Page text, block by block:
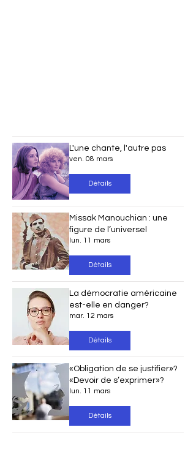
L'une chante, l'autre pas
ven. 08 mars
Détails
Missak Manouchian : une
figure de l’universel
lun. 11 mars
Détails
La démocratie américaine
est-elle en danger?
mar. 12 mars
Détails
«Obligation de se justifier»?
«Devoir de s’exprimer»?
lun. 11 mars
Détails